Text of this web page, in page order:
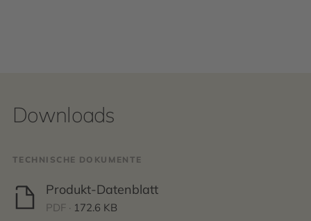
Downloads
TECHNISCHE DOKUMENTE
Produkt-Datenblatt
PDF · 172.6 KB